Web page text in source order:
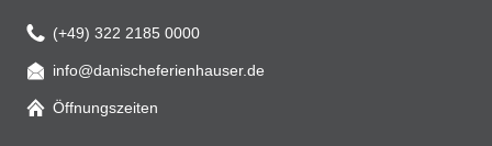
(+49) 322 2185 0000
Mail
info@danischeferienhauser.de
Öffnungszeiten